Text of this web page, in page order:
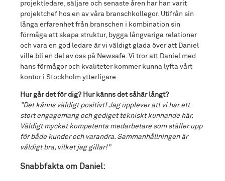
projektledare, säljare och senaste åren har han varit
projektchef hos en av våra branschkollegor. Utifrån sin
långa erfarenhet från branschen i kombination sin
förmåga att skapa struktur, bygga långvariga relationer
och vara en god ledare är vi väldigt glada över att Daniel
ville bli en del av oss på Newsafe. Vi tror att Daniel med
hans förmågor och kvaliteter kommer kunna lyfta vårt
kontor i Stockholm ytterligare.
Hur går det för dig? Hur känns det såhär långt?
”Det känns väldigt positivt! Jag upplever att vi har ett
stort engagemang och gediget tekniskt kunnande här.
Väldigt mycket kompetenta medarbetare som ställer upp
för både kunder och varandra. Sammanhållningen är
väldigt bra, vilket jag gillar!”
Snabbfakta om Daniel: